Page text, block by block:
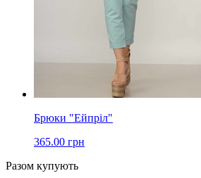
Брюки "Ейпріл"
365.00 грн
Разом купують